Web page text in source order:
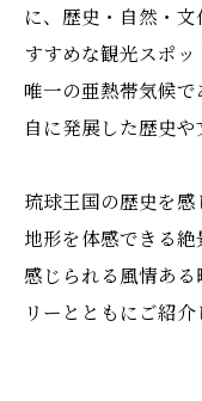
に、歴史・自然・
すすめな観光スポ
唯一の亜熱帯気候
自に発展した歴史や
琉球王国の歴史を
地形を体感できる
感じられる風情あ
リーとともにご紹介